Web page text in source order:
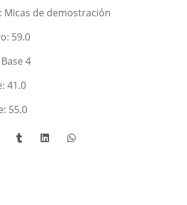
Micas de demostración
59.0
4
41.0
55.0